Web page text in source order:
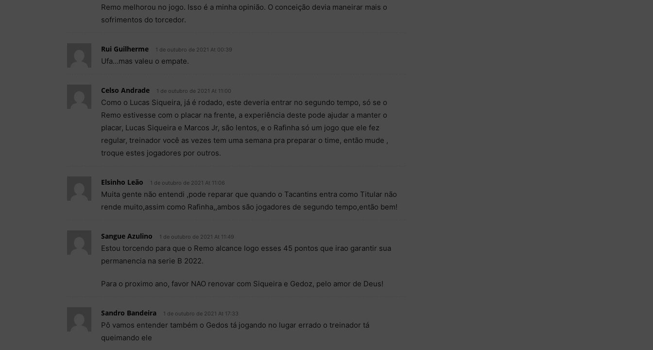
Remo melhorou no jogo. Isso é a minha opinião. O conceição devia maneirar mais o
sofrimentos do torcedor.
Rui Guilherme 1 de outubro de 2021 At 00:39
Ufa…mas valeu o empate.
Celso Andrade 1 de outubro de 2021 At 11:00
Como o Lucas Siqueira, já é rodado, este deveria entrar no segundo tempo, só se o
Remo estivesse com o placar na frente, a experiência deste pode ajudar a manter o
placar, Lucas Siqueira e Marcos Jr, são lentos, e o Rafinha só um jogo que ele fez
regular, treinador você as vezes tem uma semana pra preparar o time, então mude ,
troque estes jogadores por outros.
Elsinho Leão 1 de outubro de 2021 At 11:06
Muita gente não entendi ,pode reparar que quando o Tacantins entra como Titular não
rende muito,assim como Rafinha,,ambos são jogadores de segundo tempo,então bem!
Sangue Azulino 1 de outubro de 2021 At 11:49
Estou torcendo para que o Remo alcance logo esses 45 pontos que irao garantir sua
permanencia na serie B 2022.
Para o proximo ano, favor NAO renovar com Siqueira e Gedoz, pelo amor de Deus!
Sandro Bandeira 1 de outubro de 2021 At 17:33
Pô vamos entender também o Gedos tá jogando no lugar errado o treinador tá
queimando ele